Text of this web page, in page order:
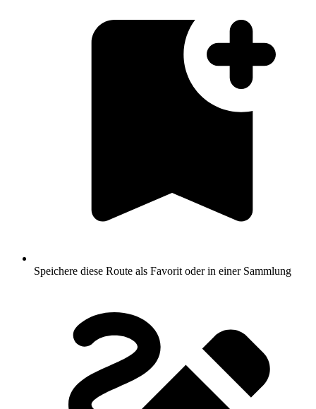
Speichere diese Route als Favorit oder in einer Sammlung